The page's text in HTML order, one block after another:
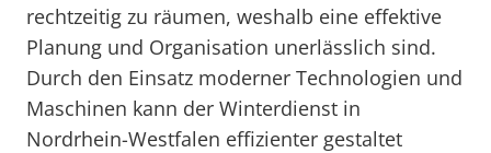
rechtzeitig zu räumen, weshalb eine effektive
Planung und Organisation unerlässlich sind.
Durch den Einsatz moderner Technologien und
Maschinen kann der Winterdienst in
Nordrhein-Westfalen effizienter gestaltet